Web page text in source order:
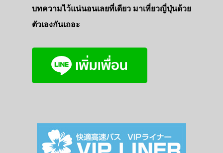
บทความไว้แน่นอนเลยที่เดียว มาเที่ยวญี่ปุ่นด้วย
ตัวเองกันเถอะ